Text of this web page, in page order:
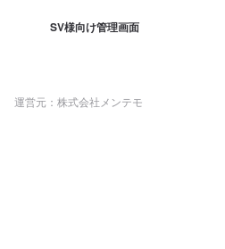
SV様向け管理画面
運営元：株式会社メンテモ